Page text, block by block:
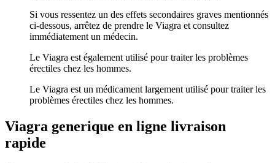
Si vous ressentez un des effets secondaires graves mentionnés
ci-dessous, arrêtez de prendre le Viagra et consultez
immédiatement un médecin.
Le Viagra est également utilisé pour traiter les problèmes
érectiles chez les hommes.
Le Viagra est un médicament largement utilisé pour traiter les
problèmes érectiles chez les hommes.
Viagra generique en ligne livraison
rapide